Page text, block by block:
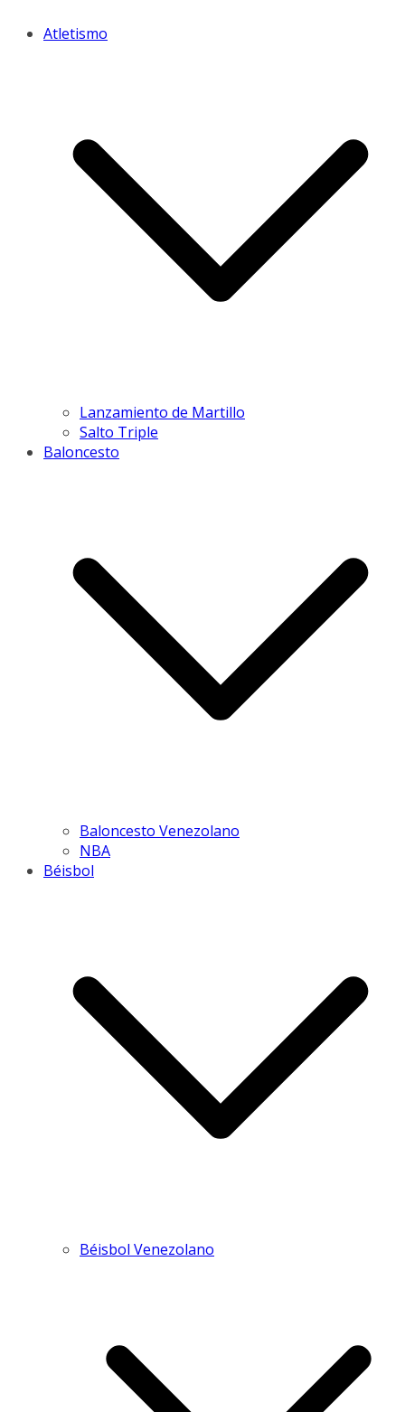
Atletismo
Lanzamiento de Martillo
Salto Triple
Baloncesto
Baloncesto Venezolano
NBA
Béisbol
Béisbol Venezolano